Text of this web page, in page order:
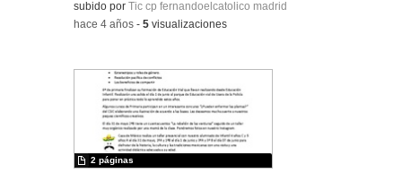
Contenido educativo.
subido por Tic cp fernandoelcatolico madrid
-hace 4 años -5 visualizaciones
2 páginas